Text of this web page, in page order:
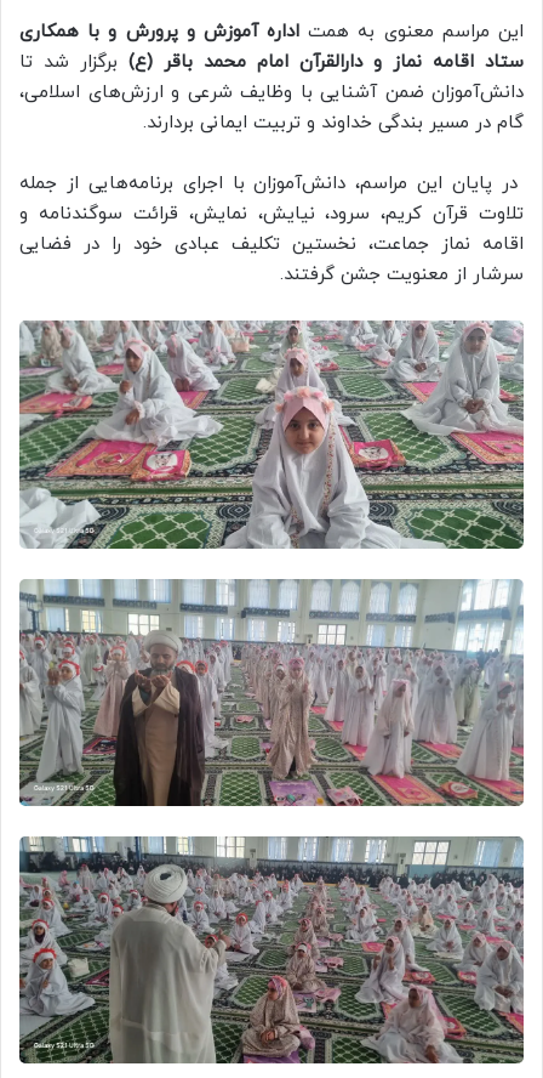
این مراسم معنوی به همتاداره آموزش و پرورش و با همکاری
ستاد اقامه نماز و دارالقرآن امام محمد باقر (ع) برگزار شد تا
دانش‌آموزان ضمن آشنایی با وظایف شرعی و ارزش‌های اسلامی،
گام در مسیر بندگی خداوند و تربیت ایمانی بردارند.
در پایان این مراسم، دانش‌آموزان با اجرای برنامه‌هایی از جمله
تلاوت قرآن کریم، سرود، نیایش، نمایش، قرائت سوگندنامه و
اقامه نماز جماعت، نخستین تکلیف عبادی خود را در فضایی
سرشار از معنویت جشن گرفتند.